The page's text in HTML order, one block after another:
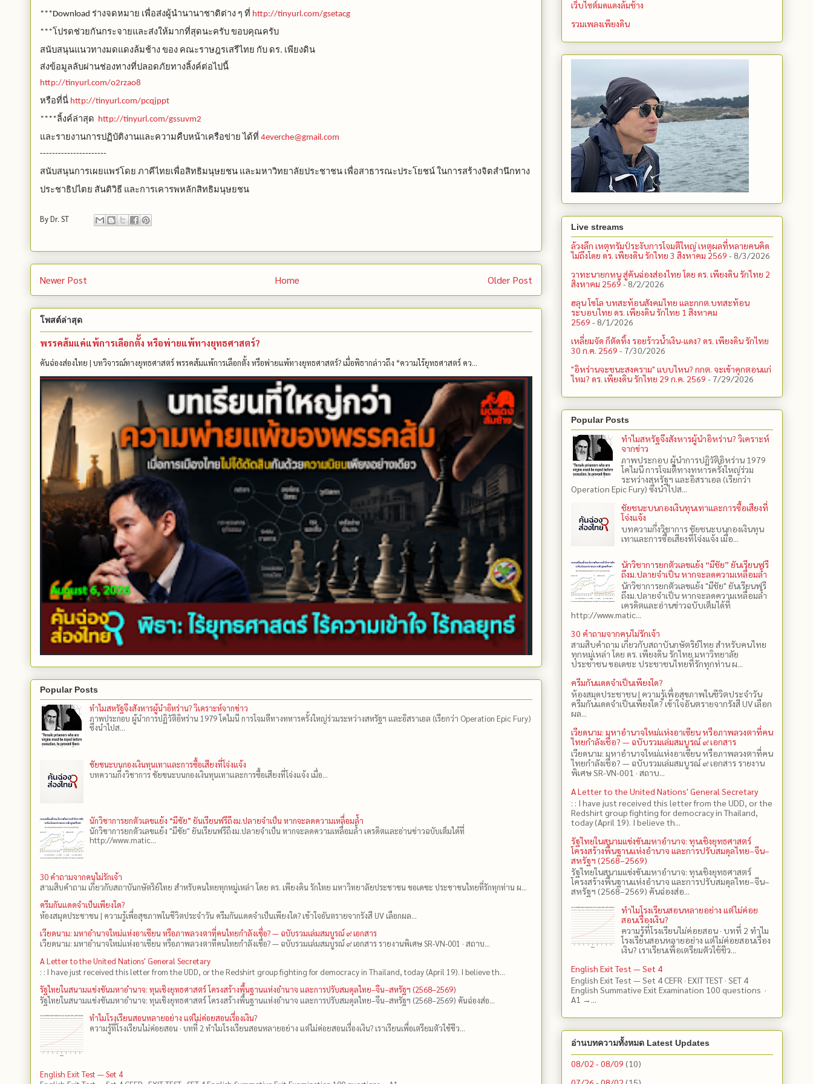
***Download ร่างจดหมาย เพื่อส่งผู้นำนานาชาติต่าง ๆ ที่ http://tinyurl.com/gsetacg
***โปรดช่วยกันกระจายและส่งให้มากที่สุดนะครับขอบคุณครับ
สนับสนุนแนวทางมดแดงล้มช้างของ คณะราษฎรเสรีไทย กับ ดร. เพียงดิน
ส่งข้อมูลลับผ่านช่องทางที่ปลอดภัยทางลิ้งค์ต่อไปนี้
http://tinyurl.com/o2rzao8
หรือที่นี่ http://tinyurl.com/pcqjppt
****ลิ้งค์ล่าสุด http://tinyurl.com/gssuvm2
และรายงานการปฏิบัติงานและความคืบหน้าเครือข่าย ได้ที่ 4everche@gmail.com
----------------------
สนับสนุนการเผยแพร่โดย ภาคีไทยเพื่อสิทธิมนุษยชน และมหาวิทยาลัยประชาชน เพื่อสาธารณะประโยชน์ในการสร้างจิตสำนึกทาง
ประชาธิปไตย สันติวิธี และการเคารพหลักสิทธิมนุษยชน
ByDr. ST
Newer Post Older Post
Home
โพสต์ล่าสุด
พรรคส้มแค่แพ้การเลือกตั้ง หรือพ่ายแพ้ทางยุทธศาสตร์?
คันฉ่องส่องไทย | บทวิจารณ์ทางยุทธศาสตร์ พรรคส้มแพ้การเลือกตั้ง หรือพ่ายแพ้ทางยุทธศาสตร์? เมื่อพิธากล่าวถึง “ความไร้ยุทธศาสตร์ คว...
Popular Posts
ทำไมสหรัฐจึงสังหารผู้นำอิหร่าน? วิเคราะห์จากข่าว
ภาพประกอบ ผู้นำการปฏิวัติอิหร่าน 1979 โคไมนี การโจมตีทางทหารครั้งใหญ่ร่วมระหว่างสหรัฐฯ และอิสราเอล (เรียกว่า Operation Epic Fury)
ซึ่งนำไปส...
ชัยชนะบนกองเงินทุนเทาและการซื้อเสียงที่โจ่งแจ้ง
บทความกึ่งวิชาการ ชัยชนะบนกองเงินทุนเทาและการซื้อเสียงที่โจ่งแจ้ง เมื่อ...
นักวิชาการยกตัวเลขแย้ง “มีชัย” ยันเรียนฟรีถึงม.ปลายจำเป็น หากจะลดความเหลื่อมล้ำ
นักวิชาการยกตัวเลขแย้ง "มีชัย" ยันเรียนฟรีถึงม.ปลายจำเป็น หากจะลดความเหลื่อมล้ำ เครดิตและอ่านข่าวฉบับเต็มได้ที่
http://www.matic...
30 คำถามจากคนไม่รักเจ้า
สามสิบคำถาม เกี่ยวกับสถาบันกษัตริย์ไทย สำหรับคนไทยทุกหมู่เหล่า โดย ดร.​ เพียงดิน รักไทย มหาวิทยาลัยประชาชน ขอเดชะ ประชาชนไทยที่รักทุกท่าน ผ...
ครีมกันแดดจำเป็นเพียงใด?
ห้องสมุดประชาชน | ความรู้เพื่อสุขภาพในชีวิตประจำวัน ครีมกันแดดจำเป็นเพียงใด? เข้าใจอันตรายจากรังสี UV เลือกผล...
เวียดนาม: มหาอำนาจใหม่แห่งอาเซียน หรือภาพลวงตาที่คนไทยกำลังเชื่อ? — ฉบับรวมเล่มสมบูรณ์ ๙ เอกสาร
เวียดนาม: มหาอำนาจใหม่แห่งอาเซียน หรือภาพลวงตาที่คนไทยกำลังเชื่อ? — ฉบับรวมเล่มสมบูรณ์ ๙ เอกสาร รายงานพิเศษ SR-VN-001 · สถาบ...
A Letter to the United Nations' General Secretary
: : I have just received this letter from the UDD, or the Redshirt group fighting for democracy in Thailand, today (April 19). I believe th...
รัฐไทยในสนามแข่งขันมหาอำนาจ: ทุนเชิงยุทธศาสตร์ โครงสร้างพื้นฐานแห่งอำนาจ และการปรับสมดุลไทย–จีน–สหรัฐฯ (2568–2569)
รัฐไทยในสนามแข่งขันมหาอำนาจ: ทุนเชิงยุทธศาสตร์ โครงสร้างพื้นฐานแห่งอำนาจ และการปรับสมดุลไทย–จีน–สหรัฐฯ (2568–2569) คันฉ่องส่อ...
ทำไมโรงเรียนสอนหลายอย่าง แต่ไม่ค่อยสอนเรื่องเงิน?
ความรู้ที่โรงเรียนไม่ค่อยสอน · บทที่ 2 ทำไมโรงเรียนสอนหลายอย่าง แต่ไม่ค่อยสอนเรื่องเงิน? เราเรียนเพื่อเตรียมตัวใช้ชีว...
English Exit Test — Set 4
เว็บไซต์มดแดงล้มช้าง
รวมเพลงเพียงดิน
Live streams
ล้วงลึก เหตุทรัมป์ระงับการโจมตีใหญ่ เหตุผลที่หลายคนคิด
ไม่ถึงโดย ดร. เพียงดิน รักไทย 3 สิงหาคม 2569 - 8/3/2026
วาทะนายกหนู สู่คันฉ่องส่องไทย โดย ดร. เพียงดิน รักไทย 2
สิงหาคม 2569 - 8/2/2026
ฮลุน โซโล บทสะท้อนสังคมไทย และกกต.​บทสะท้อน
ระบอบไทย ดร. เพียงดิน รักไทย 1 สิงหาคม
2569 - 8/1/2026
เหลี่ยมจัด ก็ตัดทิ้ง รอยร้าวน้ำเงิน-แดง? ดร. เพียงดิน รักไทย
30 ก.ค. 2569 - 7/30/2026
"อิหร่านจะชนะสงคราม" แบบไหน? กกต. จะเข้าคุกตอนแก่
ไหม? ดร. เพียงดิน รักไทย 29 ก.ค. 2569 - 7/29/2026
Popular Posts
ทำไมสหรัฐจึงสังหารผู้นำอิหร่าน? วิเคราะห์
จากข่าว
ภาพประกอบ ผู้นำการปฏิวัติอิหร่าน 1979
โคไมนี การโจมตีทางทหารครั้งใหญ่ร่วม
ระหว่างสหรัฐฯ และอิสราเอล (เรียกว่า
Operation Epic Fury) ซึ่งนำไปส...
ชัยชนะบนกองเงินทุนเทาและการซื้อเสียงที่
โจ่งแจ้ง
บทความกึ่งวิชาการ ชัยชนะบนกองเงินทุน
เทาและการซื้อเสียงที่โจ่งแจ้ง เมื่อ...
นักวิชาการยกตัวเลขแย้ง “มีชัย” ยันเรียนฟรี
ถึงม.ปลายจำเป็น หากจะลดความเหลื่อมล้ำ
นักวิชาการยกตัวเลขแย้ง "มีชัย" ยันเรียนฟรี
ถึงม.ปลายจำเป็น หากจะลดความเหลื่อมล้ำ
เครดิตและอ่านข่าวฉบับเต็มได้ที่
http://www.matic...
30 คำถามจากคนไม่รักเจ้า
สามสิบคำถาม เกี่ยวกับสถาบันกษัตริย์ไทย สำหรับคนไทย
ทุกหมู่เหล่า โดย ดร.​ เพียงดิน รักไทย มหาวิทยาลัย
ประชาชน ขอเดชะ ประชาชนไทยที่รักทุกท่าน ผ...
ครีมกันแดดจำเป็นเพียงใด?
ห้องสมุดประชาชน | ความรู้เพื่อสุขภาพในชีวิตประจำวัน
ครีมกันแดดจำเป็นเพียงใด? เข้าใจอันตรายจากรังสี UV เลือก
ผล...
เวียดนาม: มหาอำนาจใหม่แห่งอาเซียน หรือภาพลวงตาที่คน
ไทยกำลังเชื่อ? — ฉบับรวมเล่มสมบูรณ์ ๙ เอกสาร
เวียดนาม: มหาอำนาจใหม่แห่งอาเซียน หรือภาพลวงตาที่คน
ไทยกำลังเชื่อ? — ฉบับรวมเล่มสมบูรณ์ ๙ เอกสาร รายงาน
พิเศษ SR-VN-001 · สถาบ...
A Letter to the United Nations' General Secretary
: : I have just received this letter from the UDD, or the
Redshirt group fighting for democracy in Thailand,
today (April 19). I believe th...
รัฐไทยในสนามแข่งขันมหาอำนาจ: ทุนเชิงยุทธศาสตร์
โครงสร้างพื้นฐานแห่งอำนาจ และการปรับสมดุลไทย–จีน–
สหรัฐฯ (2568–2569)
รัฐไทยในสนามแข่งขันมหาอำนาจ: ทุนเชิงยุทธศาสตร์
โครงสร้างพื้นฐานแห่งอำนาจ และการปรับสมดุลไทย–จีน–
สหรัฐฯ (2568–2569) คันฉ่องส่อ...
ทำไมโรงเรียนสอนหลายอย่าง แต่ไม่ค่อย
สอนเรื่องเงิน?
ความรู้ที่โรงเรียนไม่ค่อยสอน · บทที่ 2 ทำไม
โรงเรียนสอนหลายอย่าง แต่ไม่ค่อยสอนเรื่อง
เงิน? เราเรียนเพื่อเตรียมตัวใช้ชีว...
English Exit Test — Set 4
English Exit Test — Set 4 CEFR · EXIT TEST · SET 4
English Summative Exit Examination 100 questions ·
A1 →...
อ่านบทความทั้งหมด Latest Updates
08/02 - 08/09 (10)